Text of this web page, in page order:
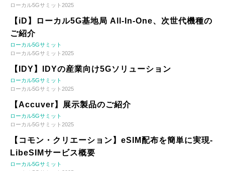
ローカル5Gサミット2025
【iD】ローカル5G基地局 All-In-One、次世代機種の
ご紹介
ローカル5Gサミット
ローカル5Gサミット2025
【IDY】IDYの産業向け5Gソリューション
ローカル5Gサミット
ローカル5Gサミット2025
【Accuver】展示製品のご紹介
ローカル5Gサミット
ローカル5Gサミット2025
【コモン・クリエーション】eSIM配布を簡単に実現-
LibeSIMサービス概要
ローカル5Gサミット